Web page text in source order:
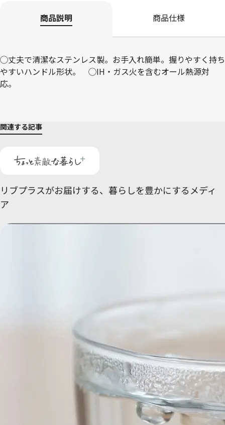
商品説明 商品仕様
◯丈夫で清潔なステンレス製。お手入れ簡単。握りやすく持ち
やすいハンドル形状。 ◯IH・ガス火を含むオール熱源対
応。
関連する記事
リブプラスがお届けする、 暮らしを豊かにするメディ
ア